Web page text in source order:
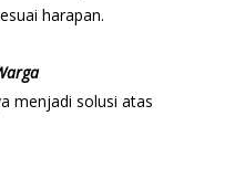
harapan.
menjadi solusi atas